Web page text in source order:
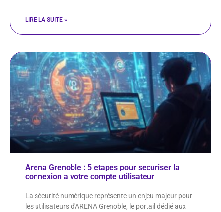
LIRE LA SUITE »
Arena Grenoble : 5 etapes pour securiser la
connexion a votre compte utilisateur
La sécurité numérique représente un enjeu majeur pour
les utilisateurs d'ARENA Grenoble, le portail dédié aux